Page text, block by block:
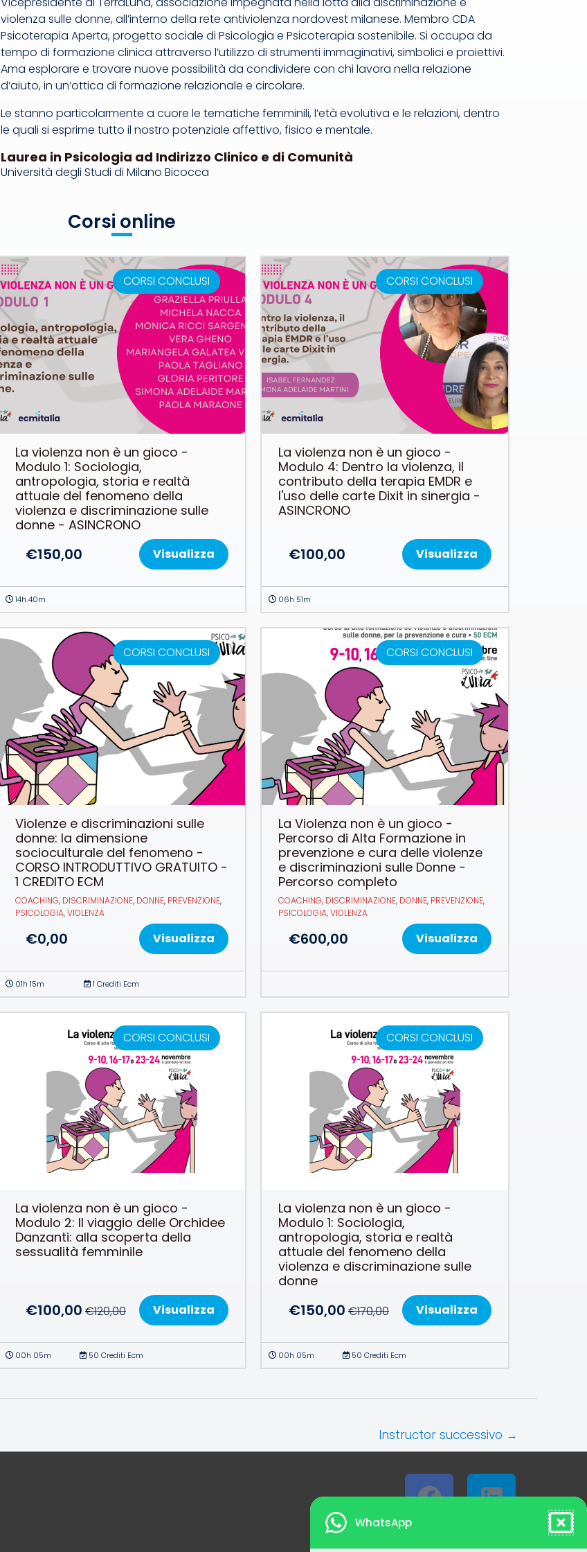
violenza sulle donne, all’interno della rete antiviolenza nordovest milanese. Membro CDA
Psicoterapia Aperta, progetto sociale di Psicologia e Psicoterapia sostenibile. Si occupa da
tempo di formazione clinica attraverso l’utilizzo di strumenti immaginativi, simbolici e proiettivi.
Ama esplorare e trovare nuove possibilità da condividere con chi lavora nella relazione
d’aiuto, in un’ottica di formazione relazionale e circolare.
Le stanno particolarmente a cuore le tematiche femminili, l’età evolutiva e le relazioni, dentro
le quali si esprime tutto il nostro potenziale affettivo, fisico e mentale.
Laurea in Psicologia ad Indirizzo Clinico e di Comunità
Università degli Studi di Milano Bicocca
Corsi online
CORSI CONCLUSI
La violenza non è un gioco -
Modulo 1: Sociologia,
antropologia, storia e realtà
attuale del fenomeno della
violenza e discriminazione sulle
donne - ASINCRONO
€150,00 Visualizza
14h 40m
CORSI CONCLUSI
La violenza non è un gioco -
Modulo 4: Dentro la violenza, il
contributo della terapia EMDR e
l'uso delle carte Dixit in sinergia -
ASINCRONO
€100,00 Visualizza
06h 51m
CORSI CONCLUSI
Violenze e discriminazioni sulle
donne: la dimensione
socioculturale del fenomeno -
CORSO INTRODUTTIVO GRATUITO -
1 CREDITO ECM
COACHING, DISCRIMINAZIONE, DONNE, PREVENZIONE,
PSICOLOGIA,VIOLENZA
€0,00 Visualizza
01h 15m 1 Crediti Ecm
CORSI CONCLUSI
La Violenza non è un gioco -
Percorso di Alta Formazione in
prevenzione e cura delle violenze
e discriminazioni sulle Donne -
Percorso completo
COACHING, DISCRIMINAZIONE, DONNE, PREVENZIONE,
PSICOLOGIA,VIOLENZA
€600,00 Visualizza
CORSI CONCLUSI
La violenza non è un gioco -
Modulo 2: Il viaggio delle Orchidee
Danzanti: alla scoperta della
sessualità femminile
€100,00 €120,00 Visualizza
00h 05m 50 Crediti Ecm
CORSI CONCLUSI
La violenza non è un gioco -
Modulo 1: Sociologia,
antropologia, storia e realtà
attuale del fenomeno della
violenza e discriminazione sulle
donne
€150,00 €170,00 Visualizza
00h 05m 50 Crediti Ecm
Instructor successivo →
F L
WhatsApp